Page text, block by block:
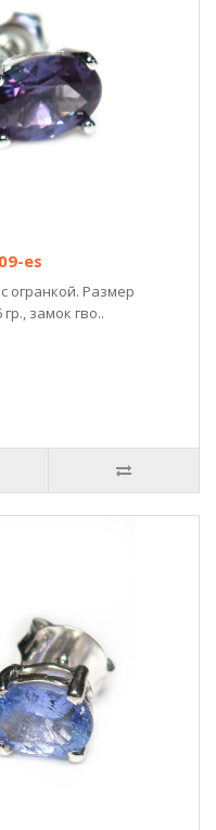
es
огранкой. Размер
замок гво..